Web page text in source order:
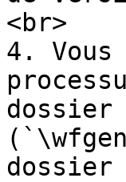
<br>
4.
dossier
dossier